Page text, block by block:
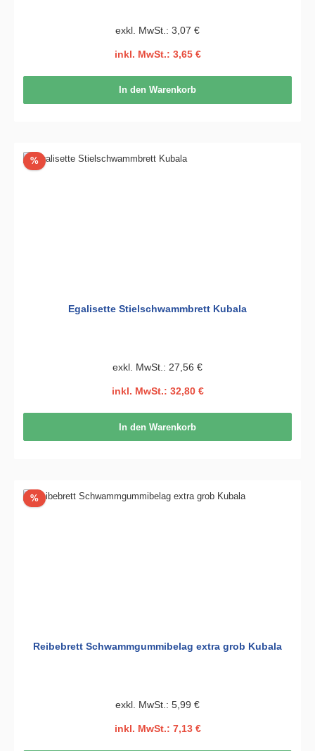
exkl. MwSt.: 3,07 €
inkl. MwSt.: 3,65 €
In den Warenkorb
%Rabatt
Egalisette Stielschwammbrett Kubala
exkl. MwSt.: 27,56 €
inkl. MwSt.: 32,80 €
In den Warenkorb
%Rabatt
Reibebrett Schwammgummibelag extra grob Kubala
exkl. MwSt.: 5,99 €
inkl. MwSt.: 7,13 €